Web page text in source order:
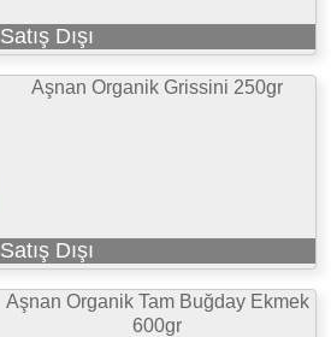
Satış Dışı
Aşnan Organik Grissini 250gr
Satış Dışı
Aşnan Organik Tam Buğday Ekmek
600gr